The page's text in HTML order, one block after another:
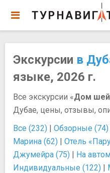
Экскурсии в
языке, 2026 г.
Все экскурсии «Дом
Дубае, цены, отзывы,
Все (232) | Обзорные (74)
Марина (62) | Отель
Джумейра (75) | На
Индивидуальные (122) |